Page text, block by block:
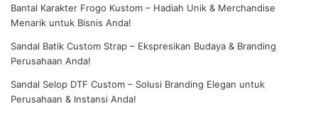
Bantal Karakter Frogo Kustom – Hadiah Unik & Merchandise
Menarik untuk Bisnis Anda!
Sandal Batik Custom Strap – Ekspresikan Budaya & Branding
Perusahaan Anda!
Sandal Selop DTF Custom – Solusi Branding Elegan untuk
Perusahaan & Instansi Anda!